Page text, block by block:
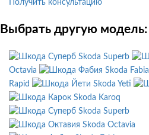
Получить консультацию
Выбрать другую модель:
Skoda Superb
Octavia
Skoda Fabia
Rapid
Skoda Yeti
Skoda Karoq
Skoda Superb
Skoda Octavia